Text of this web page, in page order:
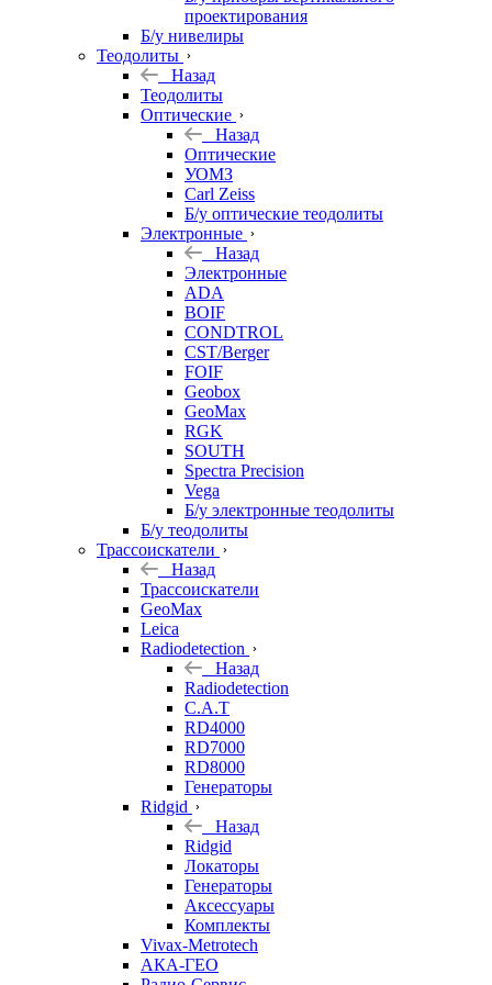
проектирования
Б/у нивелиры
Теодолиты
Назад
Теодолиты
Оптические
Назад
Оптические
УОМЗ
Carl Zeiss
Б/у оптические теодолиты
Электронные
Назад
Электронные
ADA
BOIF
CONDTROL
CST/Berger
FOIF
Geobox
GeoMax
RGK
SOUTH
Spectra Precision
Vega
Б/у электронные теодолиты
Б/у теодолиты
Трассоискатели
Назад
Трассоискатели
GeoMax
Leica
Radiodetection
Назад
Radiodetection
C.A.T
RD4000
RD7000
RD8000
Генераторы
Ridgid
Назад
Ridgid
Локаторы
Генераторы
Аксессуары
Комплекты
Vivax-Metrotech
АКА-ГЕО